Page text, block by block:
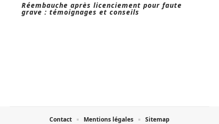
Réembauche après licenciement pour faute
grave : témoignages et conseils
Contact Mentions légales Sitemap